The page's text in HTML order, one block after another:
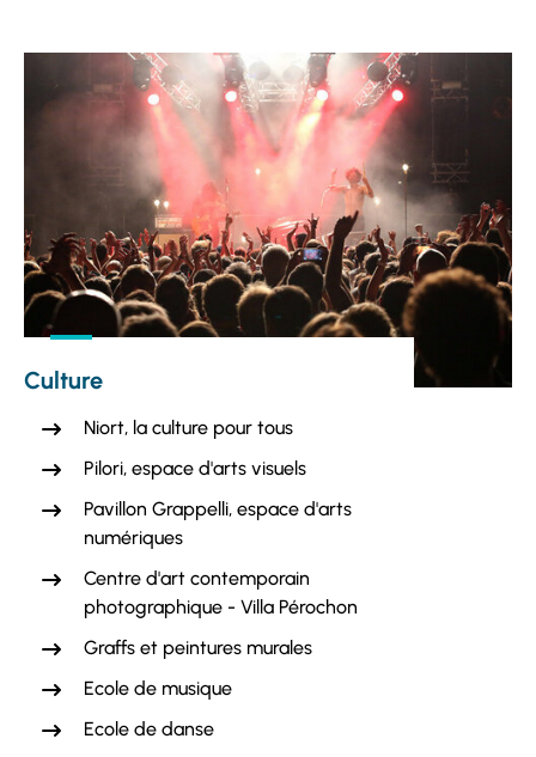
Culture
Niort, la culture pour tous
Pilori, espace d'arts visuels
Pavillon Grappelli, espace d'arts
numériques
Centre d'art contemporain
photographique - Villa Pérochon
Graffs et peintures murales
Ecole de musique
Ecole de danse